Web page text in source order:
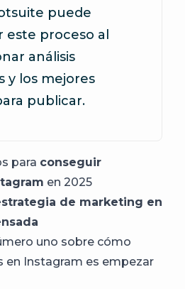
puede
este proceso al
análisis
y los mejores
publicar.
para conseguir
en 2025
de marketing en
uno sobre cómo
en Instagram es empezar